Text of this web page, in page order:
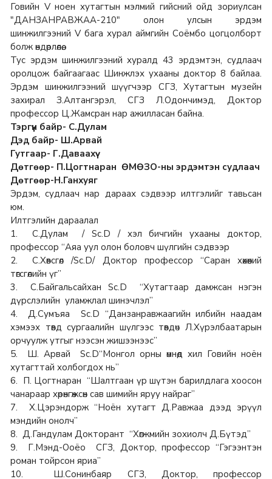
Говийн V ноен хутагтын мэлмий гийсний ойд зориулсан
"ДАНЗАНРАВЖАА-210" олон улсын эрдэм
шинжилгээний V бага хурал аймгийн Соёмбо цогцолборт
болж өндөрлөлөө.
Тус эрдэм шинжилгээний хуралд 43 эрдэмтэн, судлаач
оролцож байгаагаас Шинжлэх ухааны доктор 8 байлаа.
Эрдэм шинжилгээний шүүгчээр СГЗ, Хутагтын музейн
захирал З.Алтангэрэл, СГЗ Л.Одончимэд, Доктор
профессор Ц.Жамсран нар ажилласан байна.
Тэргүүн байр- С.Дулам
Дэд байр- Ш.Арвай
Гутгаар- Г.Даваахүү
Дөтгөөр- П.Цогтнаран ӨМӨЗО-ны эрдэмтэн судлаач
Дөтгөөр-Н.Ганхуяг
Эрдэм, судлаач нар дараах сэдвээр илтгэлийг тавьсан
юм.
Илтгэлийн дараалал
1. С.Дулам / Sc.D / хэл бичгийн ухааны доктор,
профессор “Аяа уул олон боловч шүлгийн сэдвээр
2. С.Хөвсгөл /Sc.D/ Доктор профессор “Саран хөхөөний
төгсгөлийн үг”
3. С.Байгальсайхан Sc.D “Хутагтаар дамжсан нэгэн
дүрслэлийн уламжлал шинэчлэл”
4. Д.Сумъяа Sc.D “Данзанравжаагийн илбийн наадам
хэмээх төвд сургаалийн шүлгээс төвдөч Л.Хүрэлбаатарын
орчуулж утгыг нээсэн жишээнээс”
5. Ш. Арвай Sc.D“Монгол орны өмнөд хил Говийн ноён
хутагттай холбогдох нь”
6. П. Цогтнаран “Шалтгаан үр шүтэн барилдлага хоосон
чанараар хөрөнгөжсөн сав шимийн яруу найраг”
7. Х.Цэрэндорж “Ноён хутагт Д.Равжаа дээд эрүүл
мэндийн онолч”
8. Д.Гандулам Докторант “Хөгжмийн зохиолч Д.Бүтэд”
9. Г.Мэнд-Ооёо СГЗ, Доктор, профессор “Гэгээнтэн
роман тойрсон яриа”
10. Ш.Сонинбаяр СГЗ, Доктор, профессор